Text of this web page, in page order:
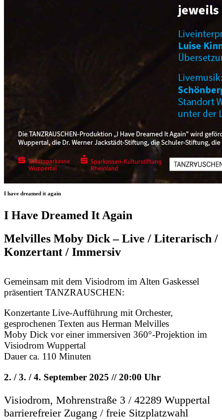
I have dreamed it again
I Have Dreamed It Again
Melvilles Moby Dick – Live / Literarisch /
Konzertant / Immersiv
Gemeinsam mit dem Visiodrom im Alten Gaskessel
präsentiert TANZRAUSCHEN:
Konzertante Live-Aufführung mit Orchester,
gesprochenen Texten aus Herman Melvilles
Moby Dick vor einer immersiven 360°-Projektion im
Visiodrom Wuppertal
Dauer ca. 110 Minuten
2. / 3. / 4. September 2025 // 20:00 Uhr
Visiodrom, Mohrenstraße 3 / 42289 Wuppertal
barrierefreier Zugang / freie Sitzplatzwahl